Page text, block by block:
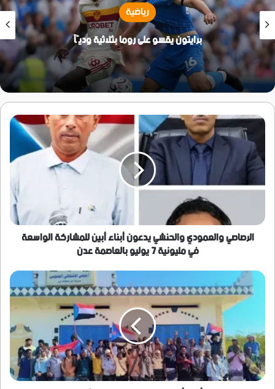
رياضية
برايتون يقسو على روما بثلاثية وديّاً
الرصاصي
والعمودي
والحنشي
يدعون
أبناء
أبين
للمشاركة
الواسعة
فيمليونية
بالعاصمة
عدن
الرصاصي والعمودي والحنشي يدعون أبناء أبين للمشاركة الواسعة
في مليونية 7 يوليو بالعاصمة عدن
انطلاق
موكب
أبناء
إلى
العاصمة
عدن
للمشاركة
في